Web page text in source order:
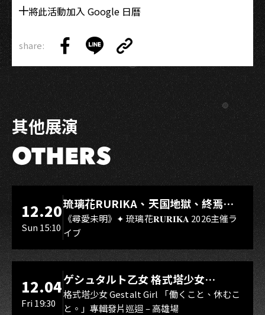
將此活動加入 Google 日曆
share:
on
Facebook
on
LINE
Link
Copy
Link
其他展演
OTHERS
LIVE WAREHOUSE 小庫
12.20
Sun 15:10
琉璃花RURIKA、天国地獄、終焉
Rebirth、DUALIA、無我夢中、花奏
スマイル（O.A.）
《尋愛未明》✦ 琉璃花𝐑𝐔𝐑𝐈𝐊𝐀 2026主催ラ
イブ
LIVE WAREHOUSE 小庫
12.04
Fri 19:30
ゲシュタルト乙女 格式塔少女
Gestalt Girl
格式塔少女 Gestalt Girl 「働くこと、休むこ
と。」專輯發片巡迴 – 高雄場